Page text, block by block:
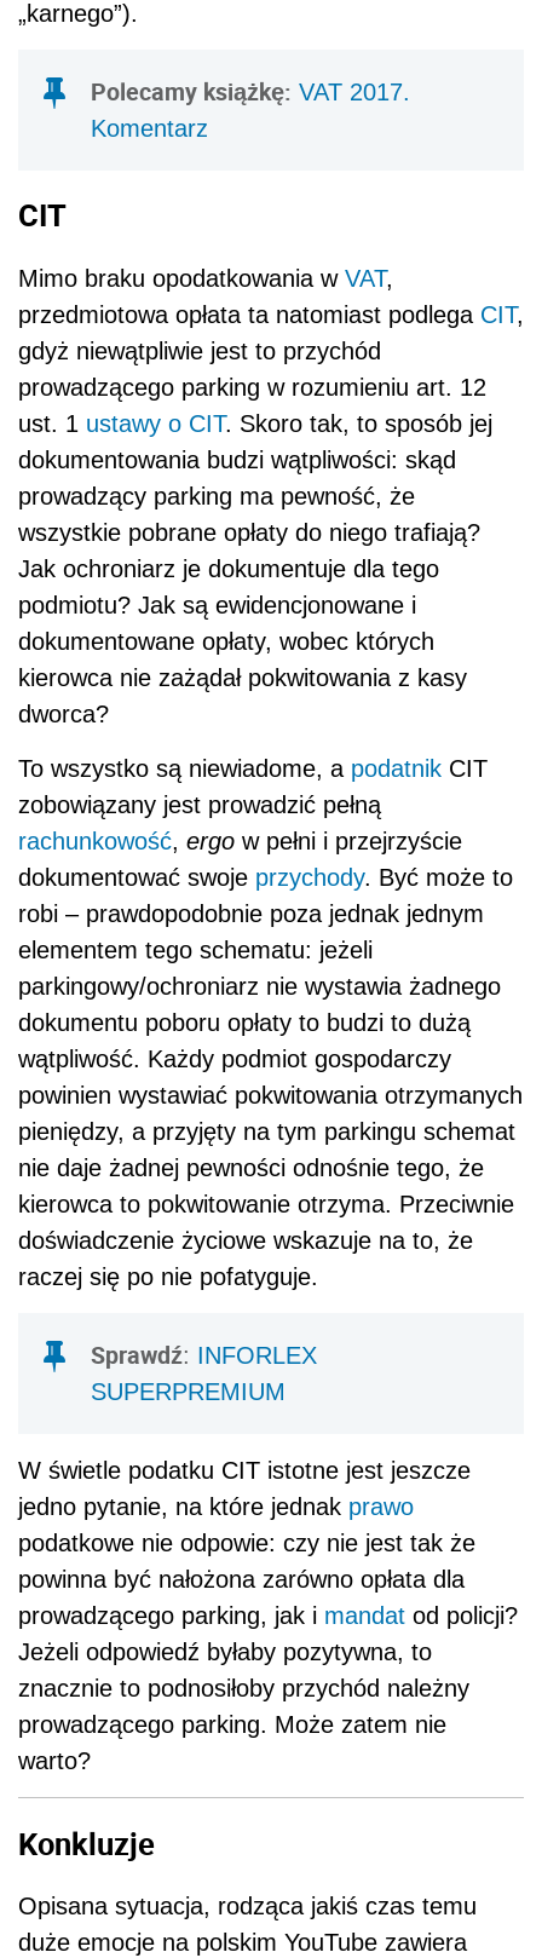
„karnego”).
Polecamy książkę: VAT 2017.
Komentarz
CIT
Mimo braku opodatkowania w VAT,
przedmiotowa opłata ta natomiast podlega CIT,
gdyż niewątpliwie jest to przychód
prowadzącego parking w rozumieniu art. 12
ust. 1 ustawy o CIT. Skoro tak, to sposób jej
dokumentowania budzi wątpliwości: skąd
prowadzący parking ma pewność, że
wszystkie pobrane opłaty do niego trafiają?
Jak ochroniarz je dokumentuje dla tego
podmiotu? Jak są ewidencjonowane i
dokumentowane opłaty, wobec których
kierowca nie zażądał pokwitowania z kasy
dworca?
To wszystko są niewiadome, a podatnik CIT
zobowiązany jest prowadzić pełną
rachunkowość, ergo w pełni i przejrzyście
dokumentować swoje przychody. Być może to
robi – prawdopodobnie poza jednak jednym
elementem tego schematu: jeżeli
parkingowy/ochroniarz nie wystawia żadnego
dokumentu poboru opłaty to budzi to dużą
wątpliwość. Każdy podmiot gospodarczy
powinien wystawiać pokwitowania otrzymanych
pieniędzy, a przyjęty na tym parkingu schemat
nie daje żadnej pewności odnośnie tego, że
kierowca to pokwitowanie otrzyma. Przeciwnie
doświadczenie życiowe wskazuje na to, że
raczej się po nie pofatyguje.
Sprawdź: INFORLEX
SUPERPREMIUM
W świetle podatku CIT istotne jest jeszcze
jedno pytanie, na które jednak prawo
podatkowe nie odpowie: czy nie jest tak że
powinna być nałożona zarówno opłata dla
prowadzącego parking, jak i mandat od policji?
Jeżeli odpowiedź byłaby pozytywna, to
znacznie to podnosiłoby przychód należny
prowadzącego parking. Może zatem nie
warto?
Konkluzje
Opisana sytuacja, rodząca jakiś czas temu
duże emocje na polskim YouTube zawiera